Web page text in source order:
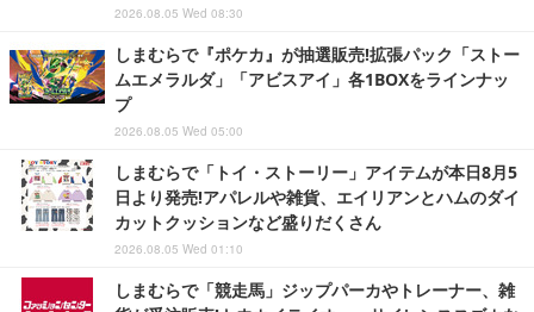
2026.08.05 Wed 08:30
しまむらで『ポケカ』が抽選販売!拡張パック「ストー
ムエメラルダ」「アビスアイ」各1BOXをラインナッ
プ
2026.08.05 Wed 05:00
しまむらで「トイ・ストーリー」アイテムが本日8月5
日より発売!アパレルや雑貨、エイリアンとハムのダイ
カットクッションなど盛りだくさん
2026.08.05 Wed 01:10
しまむらで「競走馬」ジップパーカやトレーナー、雑